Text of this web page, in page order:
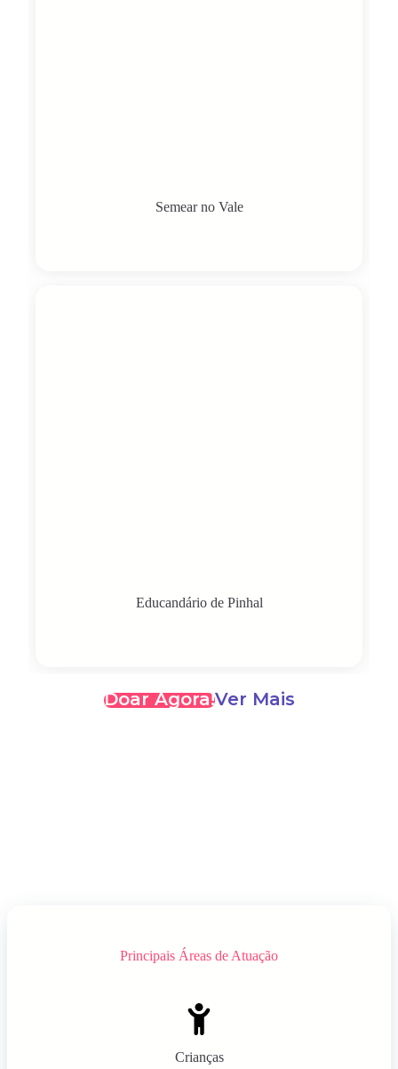
Semear no Vale
Educandário de Pinhal
Doar Agora!Ver Mais
Principais Áreas de Atuação
Crianças